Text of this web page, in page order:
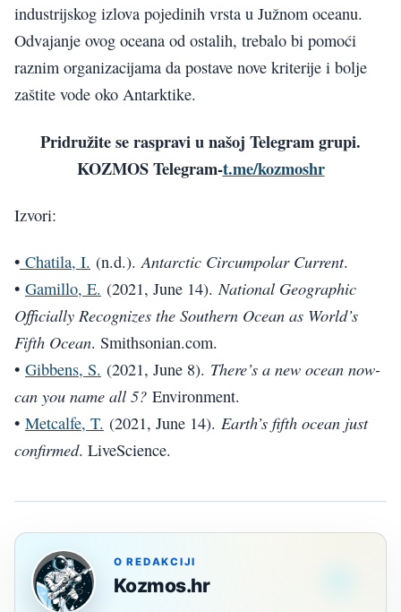
industrijskog izlova pojedinih vrsta u Južnom oceanu.
Odvajanje ovog oceana od ostalih, trebalo bi pomoći
raznim organizacijama da postave nove kriterije i bolje
zaštite vode oko Antarktike.
Pridružite se raspravi u našoj Telegram grupi.
KOZMOS Telegram-t.me/kozmoshr
Izvori:
• Chatila, I. (n.d.).Antarctic Circumpolar Current.
• Gamillo, E. (2021, June 14).National Geographic
Officially Recognizes the Southern Ocean as World’s
Fifth Ocean. Smithsonian.com.
• Gibbens, S. (2021, June 8). There’s a new ocean now-
can you name all 5? Environment.
• Metcalfe, T. (2021, June 14). Earth’s fifth ocean just
confirmed. LiveScience.
O REDAKCIJI
Kozmos.hr